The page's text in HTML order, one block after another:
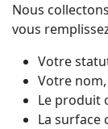
Nous
vous
Votre
Votre
Le produit
La surface